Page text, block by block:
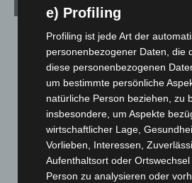
Kategorien
Blaulicht
Corona-News
Hannover und Region
Langenhagen und Ortsteile
Leserbriefe
Menschen
Über uns
e) Profiling
Profiling ist jede Art der
personenbezogener Daten, die
diese personenbezogenen
um bestimmte persönliche
natürliche Person beziehen, zu
insbesondere, um Aspekte
wirtschaftlicher Lage,
Vorlieben, Interessen,
Aufenthaltsort oder
Person zu analysieren oder